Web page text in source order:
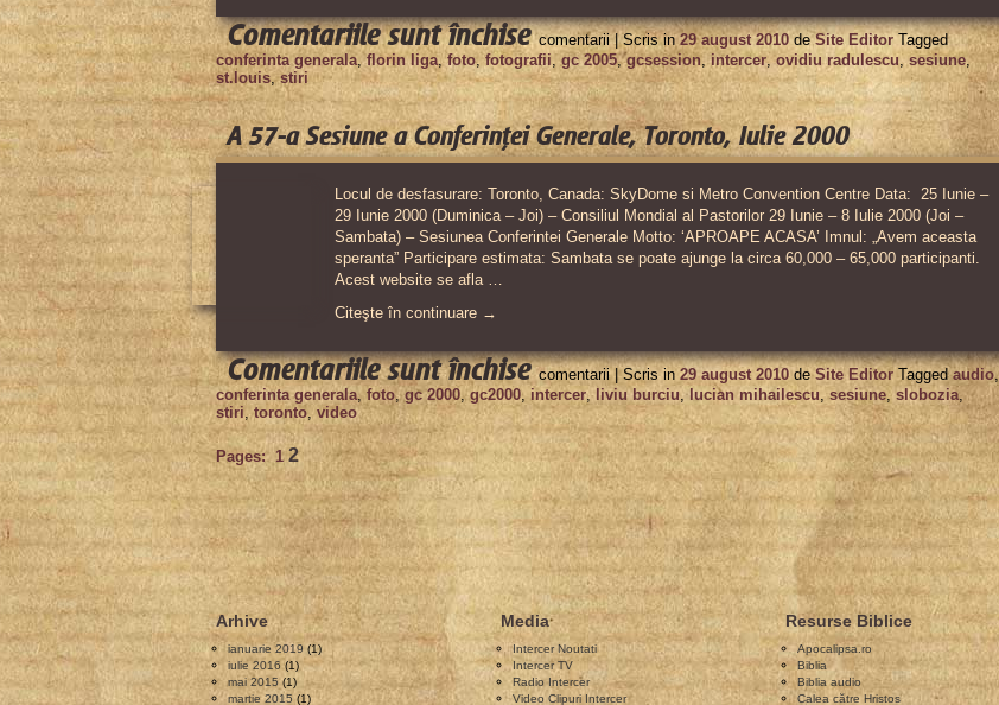
1998
Comentariile sunt închisepentru
A
58-
a
Sesiune
a
Conferinţei
Generale,
2005
comentarii |Scris in 29 august 2010 de Site Editor Tagged
conferinta generala,florin liga,foto,fotografii, gc 2005,gcsession,intercer,ovidiu radulescu,sesiune,
st.louis,stiri
A 57-a Sesiune a Conferinţei Generale, Toronto, Iulie 2000
Locul de desfasurare: Toronto, Canada: SkyDome si Metro Convention Centre Data: 25 Iunie –
29 Iunie 2000 (Duminica – Joi) – Consiliul Mondial al Pastorilor 29 Iunie – 8 Iulie 2000 (Joi –
Sambata) – Sesiunea Conferintei Generale Motto: ‘APROAPE ACASA’ Imnul: „Avem aceasta
speranta” Participare estimata: Sambata se poate ajunge la circa 60,000 – 65,000 participanti.
Acest website se afla …
Citeşte în continuare →
Comentariile sunt închisepentru
A
57-
a
Sesiune
a
Conferinţei
Generale,
Toronto,
Iulie
2000
comentarii |Scris in 29 august 2010 de Site Editor Taggedaudio,
conferinta generala, foto,gc 2000,gc2000, intercer, liviu burciu, lucian mihailescu,sesiune, slobozia,
stiri,toronto, video
Pages: 1 2
Arhive
ianuarie 2019 (1)
iulie 2016 (1)
mai 2015(1)
martie 2015 (1)
Media
Intercer Noutati
Intercer TV
Radio Intercer
Video Clipuri Intercer
Resurse Biblice
Apocalipsa.ro
Biblia
Biblia audio
Calea către Hristos